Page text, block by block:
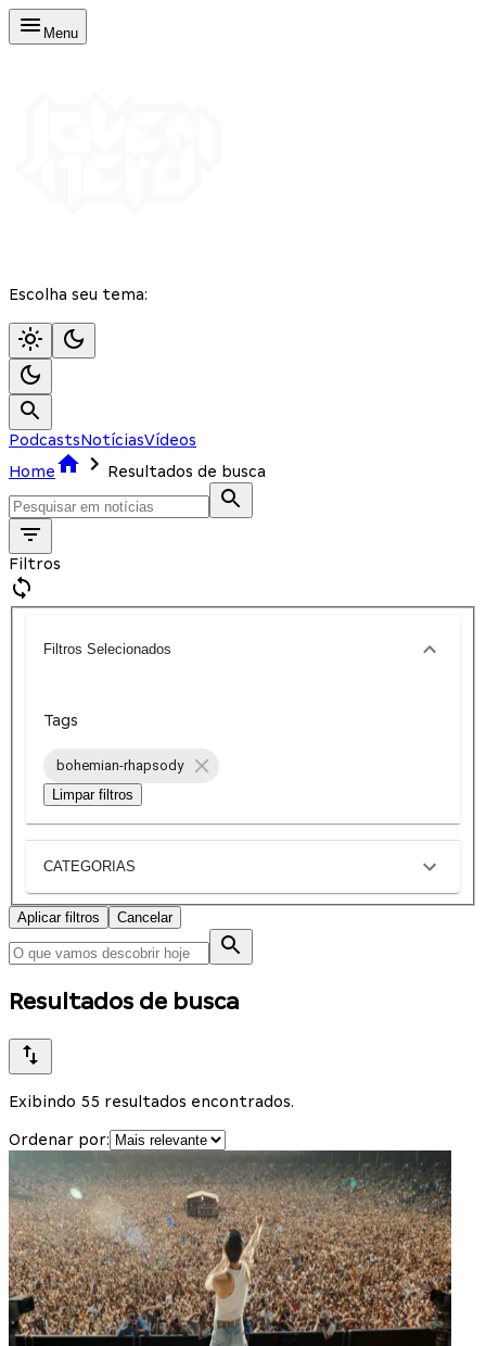
Menu
Escolha seu tema:
PodcastsNotíciasVídeos
Home
Resultados de busca
Filtros
Filtros Selecionados
Tags
bohemian-rhapsody
Limpar filtros
CATEGORIAS
Aplicar filtros Cancelar
Resultados de busca
Exibindo 55 resultados encontrados.
Ordenar por: